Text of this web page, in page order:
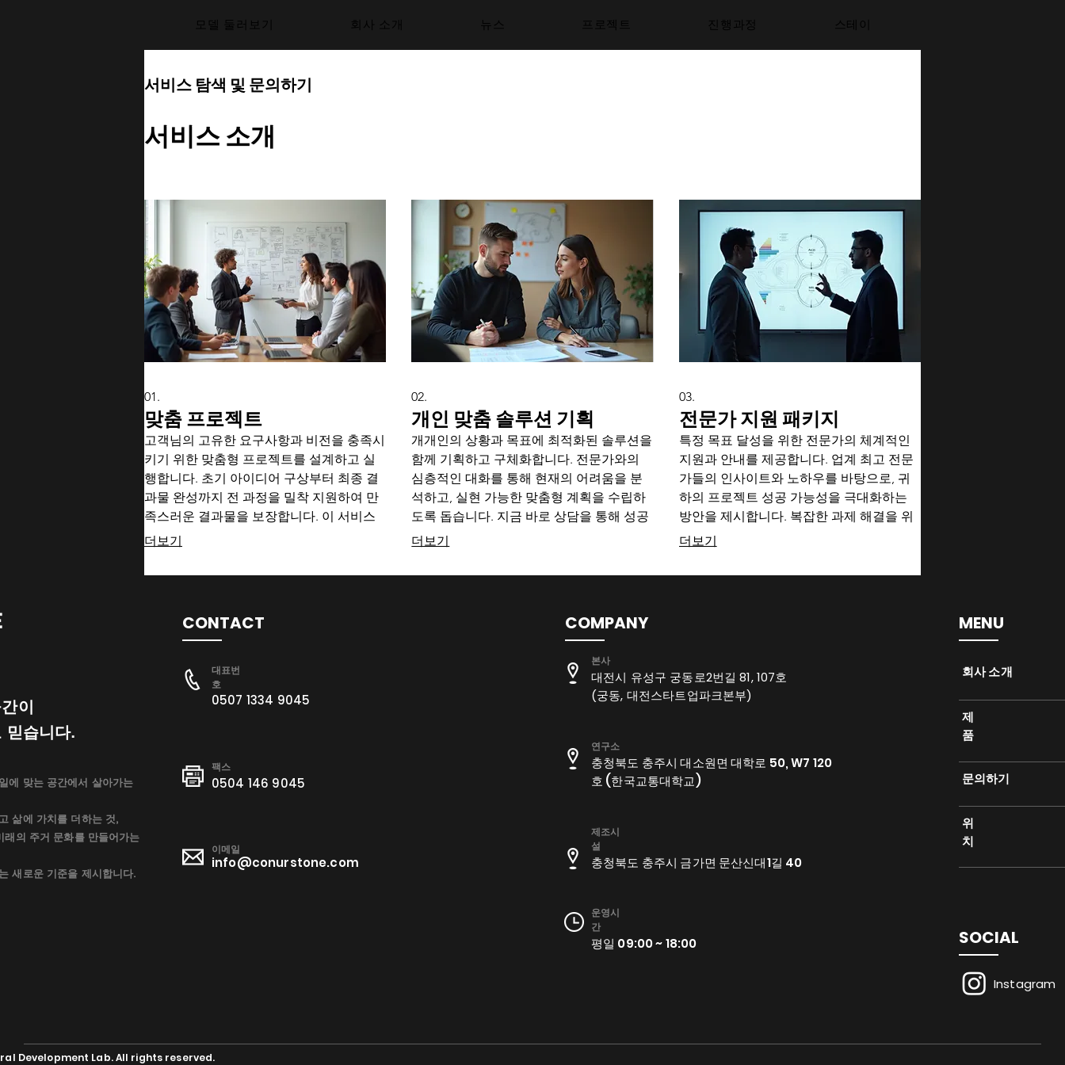
모델 둘러보기 회사 소개 뉴스 프로젝트 진행과정 스테이
서비스 탐색 및 문의하기
서비스 소개
01.
맞춤 프로젝트
고객님의 고유한 요구사항과 비전을 충족시
키기 위한 맞춤형 프로젝트를 설계하고 실
행합니다. 초기 아이디어 구상부터 최종 결
과물 완성까지 전 과정을 밀착 지원하여 만
족스러운 결과물을 보장합니다. 이 서비스
를 통해 귀하만을 위한 특별한 솔루션을 경
더보기
02.
개인 맞춤 솔루션 기획
개개인의 상황과 목표에 최적화된 솔루션을
함께 기획하고 구체화합니다. 전문가와의
심층적인 대화를 통해 현재의 어려움을 분
석하고, 실현 가능한 맞춤형 계획을 수립하
도록 돕습니다. 지금 바로 상담을 통해 성공
적인 미래를 설계하십시오.
더보기
03.
전문가 지원 패키지
특정 목표 달성을 위한 전문가의 체계적인
지원과 안내를 제공합니다. 업계 최고 전문
가들의 인사이트와 노하우를 바탕으로, 귀
하의 프로젝트 성공 가능성을 극대화하는
방안을 제시합니다. 복잡한 과제 해결을 위
한 최적의 선택입니다.
더보기
이
믿습니다.
에 맞는 공간에서 살아가는
삶에 가치를 더하는 것,
의 주거 문화를 만들어가는
새로운 기준을 제시합니다.
CONTACT
대표번
호
0507 1334 9045
​팩스
0504 146 9045
이메일
info@conurstone.com
COMPANY
​본사
대전시 유성구 궁동로2번길 81, 107호
(궁동, 대전스타트업파크본부)
연구소
충청북도 충주시 대소원면 대학로 50, W7 120
호 (한국교통대학교)
​제조시
설
충청북도 충주시 금가면 문산신대1길 40
운영시
간
평일 09:00 ~ 18:00
MENU
​회사 소개
제
품
​문의하기
위
치
SOCIAL
Instagram
Development Lab. All rights reserved.